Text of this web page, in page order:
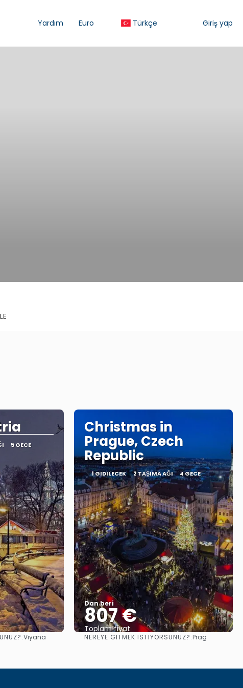
Yardım Euro Türkçe Giriş yap
5 GECE
Viyana
Christmas in
Prague, Czech
Republic
1 GIDILECEK 2 TAŞIMA AĞI 4 GECE
Dan beri
807 €
Toplam fiyat
Görüntüle
NEREYE GITMEK ISTIYORSUNUZ?:Prag